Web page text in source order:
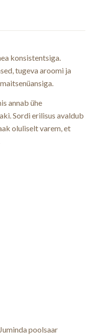
konsistentsiga.
tugeva aroomi ja
annab ühe
Sordi erilisus avaldub
oluliselt varem, et
poolsaar